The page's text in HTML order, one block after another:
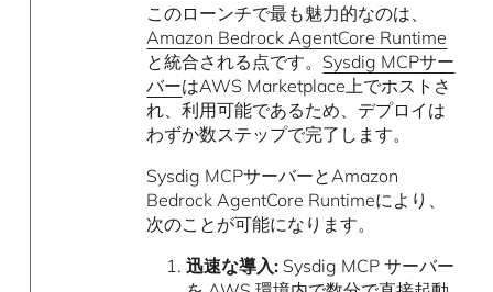
このローンチで最も魅力的なのは、
Amazon Bedrock AgentCore Runtime
と統合される点です。 Sysdig MCPサー
バーはAWS Marketplace上でホストさ
れ、利用可能であるため、デプロイは
わずか数ステップで完了します。
Sysdig MCPサーバーとAmazon
Bedrock AgentCore Runtimeにより、
次のことが可能になります。
迅速な導入:Sysdig MCP サーバー